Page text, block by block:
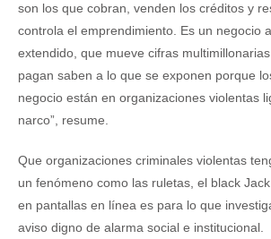
son los que cobran, venden los créditos y
controla el emprendimiento. Es un negocio
extendido, que mueve cifras
pagan saben a lo que se exponen porque
negocio están en organizaciones violentas
narco”, resume.
Que organizaciones criminales violentas
un fenómeno como las ruletas, el black
en pantallas en línea es para lo que
aviso digno de alarma social e institucional.